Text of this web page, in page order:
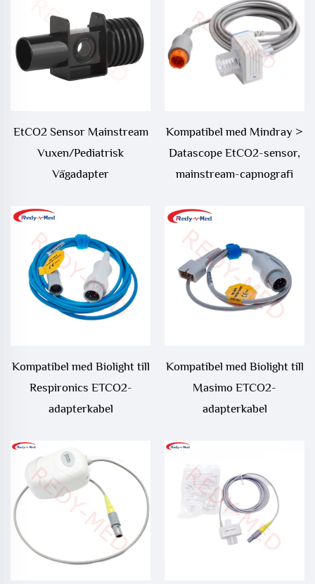
EtCO2 Sensor Mainstream
Vuxen/Pediatrisk
Vägadapter
Kompatibel med Mindray >
Datascope EtCO2-sensor,
mainstream-capnografi
Kompatibel med Biolight till
Respironics ETCO2-
adapterkabel
Kompatibel med Biolight till
Masimo ETCO2-
adapterkabel